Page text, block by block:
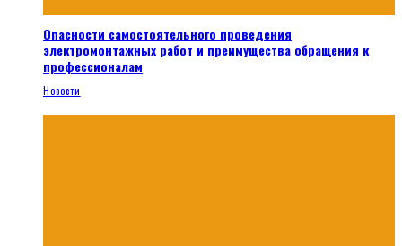
Опасности самостоятельного проведения
электромонтажных работ и преимущества обращения к
профессионалам
Новости